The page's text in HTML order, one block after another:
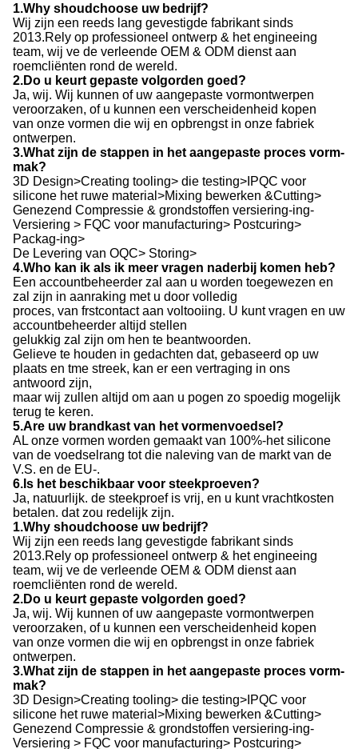
1.Why shoudchoose uw bedrijf?
Wij zijn een reeds lang gevestigde fabrikant sinds
2013.Rely op professioneel ontwerp & het engineeing
team, wij ve de verleende OEM & ODM dienst aan
roemcliënten rond de wereld.
2.Do u keurt gepaste volgorden goed?
Ja, wij. Wij kunnen of uw aangepaste vormontwerpen
veroorzaken, of u kunnen een verscheidenheid kopen
van onze vormen die wij en opbrengst in onze fabriek
ontwerpen.
3.What zijn de stappen in het aangepaste proces vorm-
mak?
3D Design>Creating tooling> die testing>IPQC voor
silicone het ruwe material>Mixing bewerken &Cutting>
Genezend Compressie & grondstoffen versiering-ing-
Versiering > FQC voor manufacturing> Postcuring>
Packag-ing>
De Levering van OQC> Storing>
4.Who kan ik als ik meer vragen naderbij komen heb?
Een accountbeheerder zal aan u worden toegewezen en
zal zijn in aanraking met u door volledig
proces, van frstcontact aan voltooiing. U kunt vragen en uw
accountbeheerder altijd stellen
gelukkig zal zijn om hen te beantwoorden.
Gelieve te houden in gedachten dat, gebaseerd op uw
plaats en tme streek, kan er een vertraging in ons
antwoord zijn,
maar wij zullen altijd om aan u pogen zo spoedig mogelijk
terug te keren.
5.Are uw brandkast van het vormenvoedsel?
AL onze vormen worden gemaakt van 100%-het silicone
van de voedselrang tot die naleving van de markt van de
V.S. en de EU-.
6.Is het beschikbaar voor steekproeven?
Ja, natuurlijk. de steekproef is vrij, en u kunt vrachtkosten
betalen. dat zou redelijk zijn.
1.Why shoudchoose uw bedrijf?
Wij zijn een reeds lang gevestigde fabrikant sinds
2013.Rely op professioneel ontwerp & het engineeing
team, wij ve de verleende OEM & ODM dienst aan
roemcliënten rond de wereld.
2.Do u keurt gepaste volgorden goed?
Ja, wij. Wij kunnen of uw aangepaste vormontwerpen
veroorzaken, of u kunnen een verscheidenheid kopen
van onze vormen die wij en opbrengst in onze fabriek
ontwerpen.
3.What zijn de stappen in het aangepaste proces vorm-
mak?
3D Design>Creating tooling> die testing>IPQC voor
silicone het ruwe material>Mixing bewerken &Cutting>
Genezend Compressie & grondstoffen versiering-ing-
Versiering > FQC voor manufacturing> Postcuring>